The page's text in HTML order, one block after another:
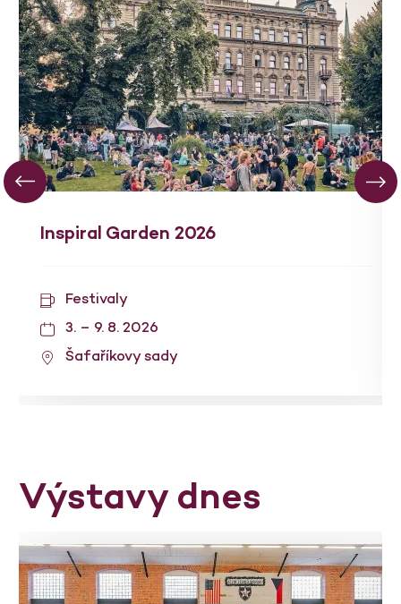
Inspiral Garden 2026
Festivaly
3. – 9. 8. 2026
Šafaříkovy sady
Výstavy dnes